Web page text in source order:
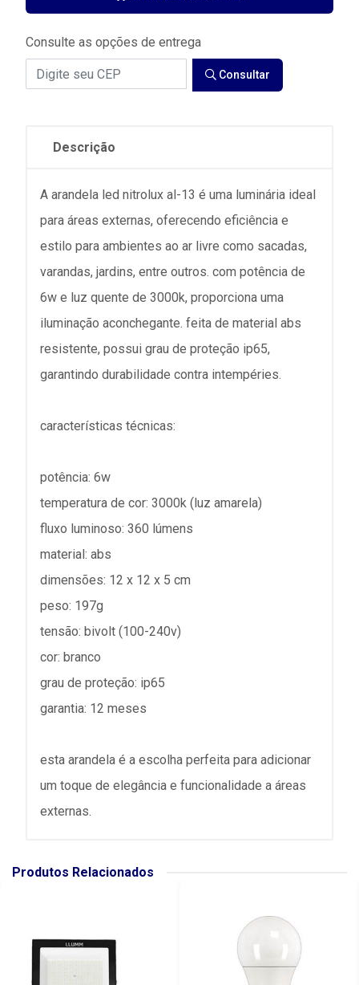
Consulte as opções de entrega
Consultar
Descrição
A arandela led nitrolux al-13 é uma luminária ideal
para áreas externas, oferecendo eficiência e
estilo para ambientes ao ar livre como sacadas,
varandas, jardins, entre outros. com potência de
6w e luz quente de 3000k, proporciona uma
iluminação aconchegante. feita de material abs
resistente, possui grau de proteção ip65,
garantindo durabilidade contra intempéries.
características técnicas:
potência: 6w
temperatura de cor: 3000k (luz amarela)
fluxo luminoso: 360 lúmens
material: abs
dimensões: 12 x 12 x 5 cm
peso: 197g
tensão: bivolt (100-240v)
cor: branco
grau de proteção: ip65
garantia: 12 meses
esta arandela é a escolha perfeita para adicionar
um toque de elegância e funcionalidade a áreas
externas.
Produtos Relacionados